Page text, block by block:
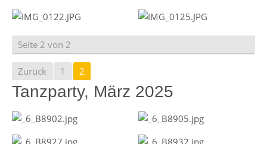
Seite 2 von 2
Zurück 1 2
Tanzparty, März 2025